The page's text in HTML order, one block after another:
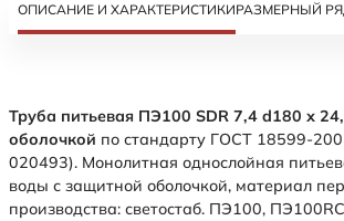
ОПИСАНИЕ И ХАРАКТЕРИСТИКИРАЗМЕРНЫЙ
Труба питьевая ПЭ100 SDR 7,4 d180 х
оболочкой по стандарту ГОСТ 18599-
020493). Монолитная однослойная
воды с защитной оболочкой, материал
производства: светостаб. ПЭ100,